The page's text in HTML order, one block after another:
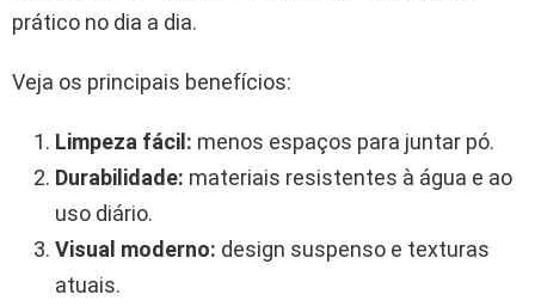
prático no dia a dia.
Veja os principais benefícios:
Limpeza fácil: menos espaços para juntar pó.
Durabilidade: materiais resistentes à água e ao
uso diário.
Visual moderno: design suspenso e texturas
atuais.